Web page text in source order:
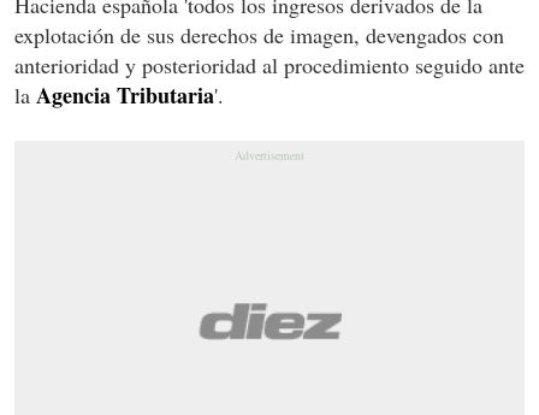
explotación de sus derechos de imagen, devengados con
anterioridad y posterioridad al procedimiento seguido ante
la Agencia Tributaria'.